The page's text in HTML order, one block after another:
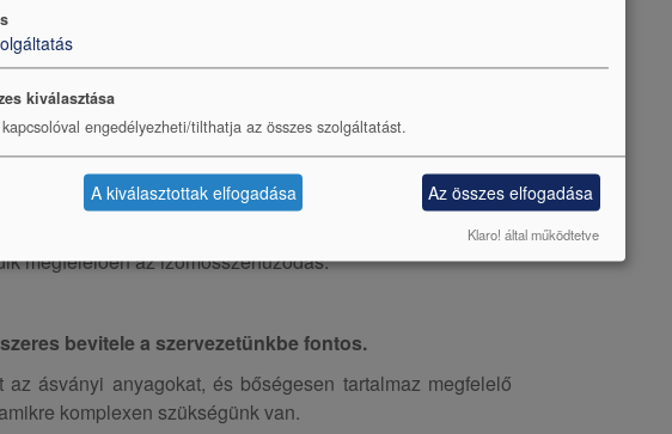
mézes-almaecet fogyasztókká váltak ezek a
részén, de legjellemzőbbek a vádli és a lábfej
következtében alakulnak ki.Az említett élethelyzetek
keringési zavarok is, ekkor általában a kálium- és a
megfelelően az izomösszehúzódás.
bevitele a szervezetünkbe fontos.
ásványi anyagokat, és bőségesen tartalmaz megfelelő
komplexen szükségünk van.
kiválasztása
engedélyezheti/tilthatja az összes szolgáltatást.
A kiválasztottak elfogadása Az összes elfogadása
Klaro! által működtetve